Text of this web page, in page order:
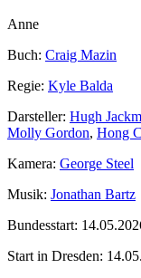
Anne
Buch: Craig Mazin
Regie: Kyle Balda
Darsteller: Hugh
Molly Gordon, Hong
Kamera: George Steel
Musik: Jonathan Bartz
Bundesstart:
Start in Dresden: